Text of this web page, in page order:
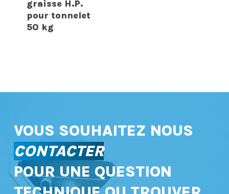
graisse H.P.
pour tonnelet
50 kg
VOUS SOUHAITEZ NOUS
CONTACTER
POUR UNE QUESTION